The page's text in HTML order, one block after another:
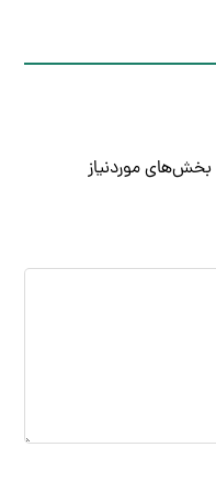
بخش‌های موردنیاز